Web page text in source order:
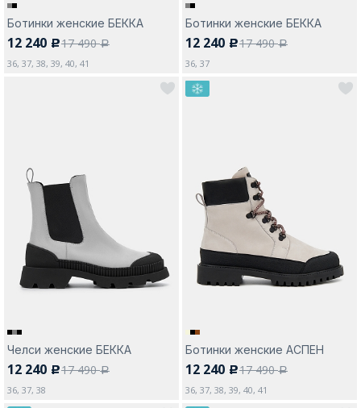
Ботинки женские БЕККА
12 240 c17 490a
36, 37, 38, 39, 40, 41
Ботинки женские БЕККА
12 240 c17 490a
36, 37
Челси женские БЕККА
12 240 c17 490a
36, 37, 38
Ботинки женские АСПЕН
12 240 c17 490a
36, 37, 38, 39, 40, 41